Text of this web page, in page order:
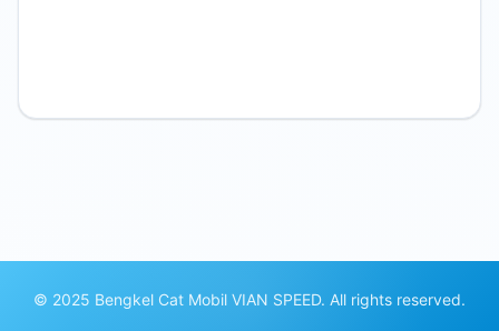
© 2025 Bengkel Cat Mobil VIAN SPEED. All rights reserved.